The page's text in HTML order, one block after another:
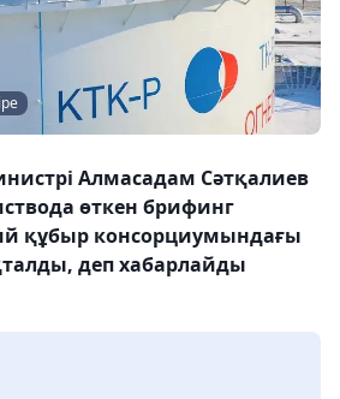
Алмасадам Сәтқалиев
өткен брифинг
құбыр консорциумындағы
деп хабарлайды